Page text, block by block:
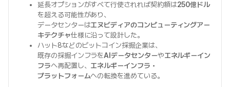
延長オプションがすべて行使されれば契約額は250億ドル
を超える可能性があり、
データセンターはエヌビディアのコンピューティングアー
キテクチャ仕様に沿って設計した。
ハット8などのビットコイン採掘企業は、
既存の採掘インフラをAIデータセンターやエネルギーイン
フラへ再配置し、 エネルギーインフラ・
プラットフォームへの転換を進めている。